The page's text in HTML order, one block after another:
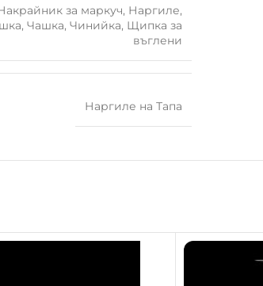
за маркуч, Наргиле,
, Чашка, Чинийка, Щипка за
въглени
Наргиле на Тапа